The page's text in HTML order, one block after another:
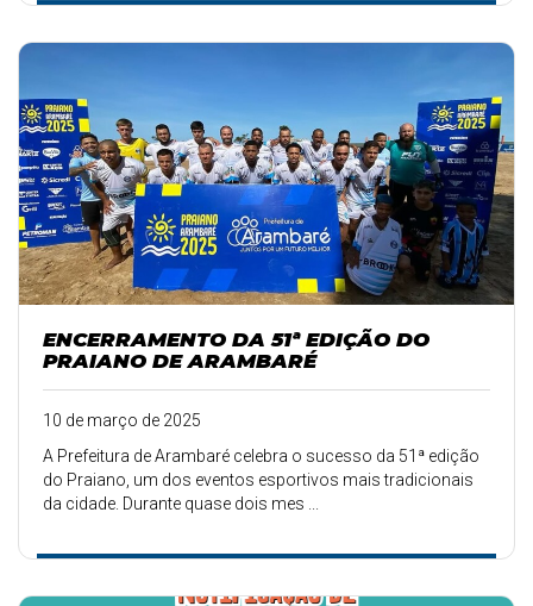
ENCERRAMENTO DA 51ª EDIÇÃO DO
PRAIANO DE ARAMBARÉ
10 de março de 2025
A Prefeitura de Arambaré celebra o sucesso da 51ª edição
do Praiano, um dos eventos esportivos mais tradicionais
da cidade. Durante quase dois mes ...